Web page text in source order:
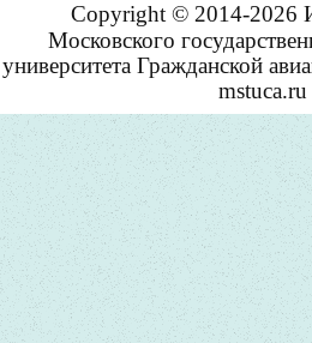
Copyright © 2014-2026
Московского
университета Гражданской
mstuca.ru